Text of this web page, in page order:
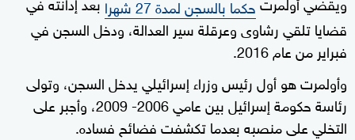
حكما بالسجن لمدة 27 شهرا
قضايا تلقي رشاوى وعرقلة سير العدالة، ودخل السجن في
فبراير من عام 2016.
وأولمرت هو أول رئيس وزراء إسرائيلي يدخل السجن، وتولى
رئاسة حكومة إسرائيل بين عامي 2006- 2009، وأجبر على
التخلي على منصبه بعدما تكشفت فضائح فساده.